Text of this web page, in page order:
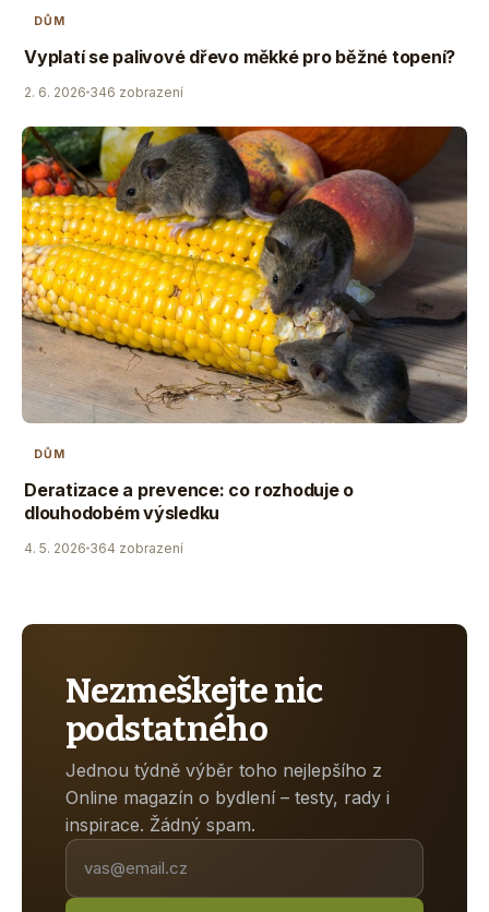
DŮM
Vyplatí se palivové dřevo měkké pro běžné topení?
2. 6. 2026 346 zobrazení
DŮM
Deratizace a prevence: co rozhoduje o
dlouhodobém výsledku
4. 5. 2026 364 zobrazení
Nezmeškejte nic
podstatného
Jednou týdně výběr toho nejlepšího z
Online magazín o bydlení – testy, rady i
inspirace. Žádný spam.